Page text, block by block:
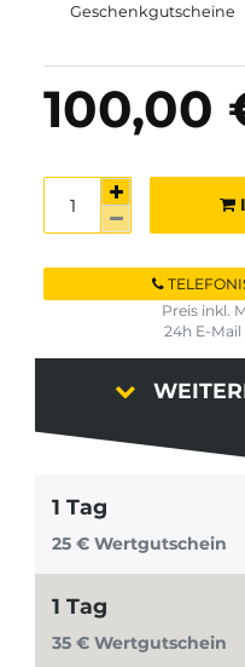
Geschenkgutscheine
100,00
Preis inkl.
24h E-Mail
1 Tag
25 € Wertgutschein
1 Tag
35 € Wertgutschein